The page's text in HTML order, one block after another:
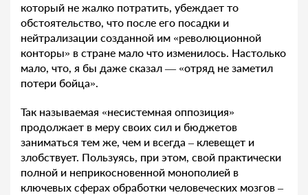
который не жалко потратить, убеждает то
обстоятельство, что после его посадки и
нейтрализации созданной им «революционной
конторы» в стране мало что изменилось. Настолько
мало, что, я бы даже сказал — «отряд не заметил
потери бойца».
Так называемая «несистемная оппозиция»
продолжает в меру своих сил и бюджетов
заниматься тем же, чем и всегда – клевещет и
злобствует. Пользуясь, при этом, свой практически
полной и неприкосновенной монополией в
ключевых сферах обработки человеческих мозгов –